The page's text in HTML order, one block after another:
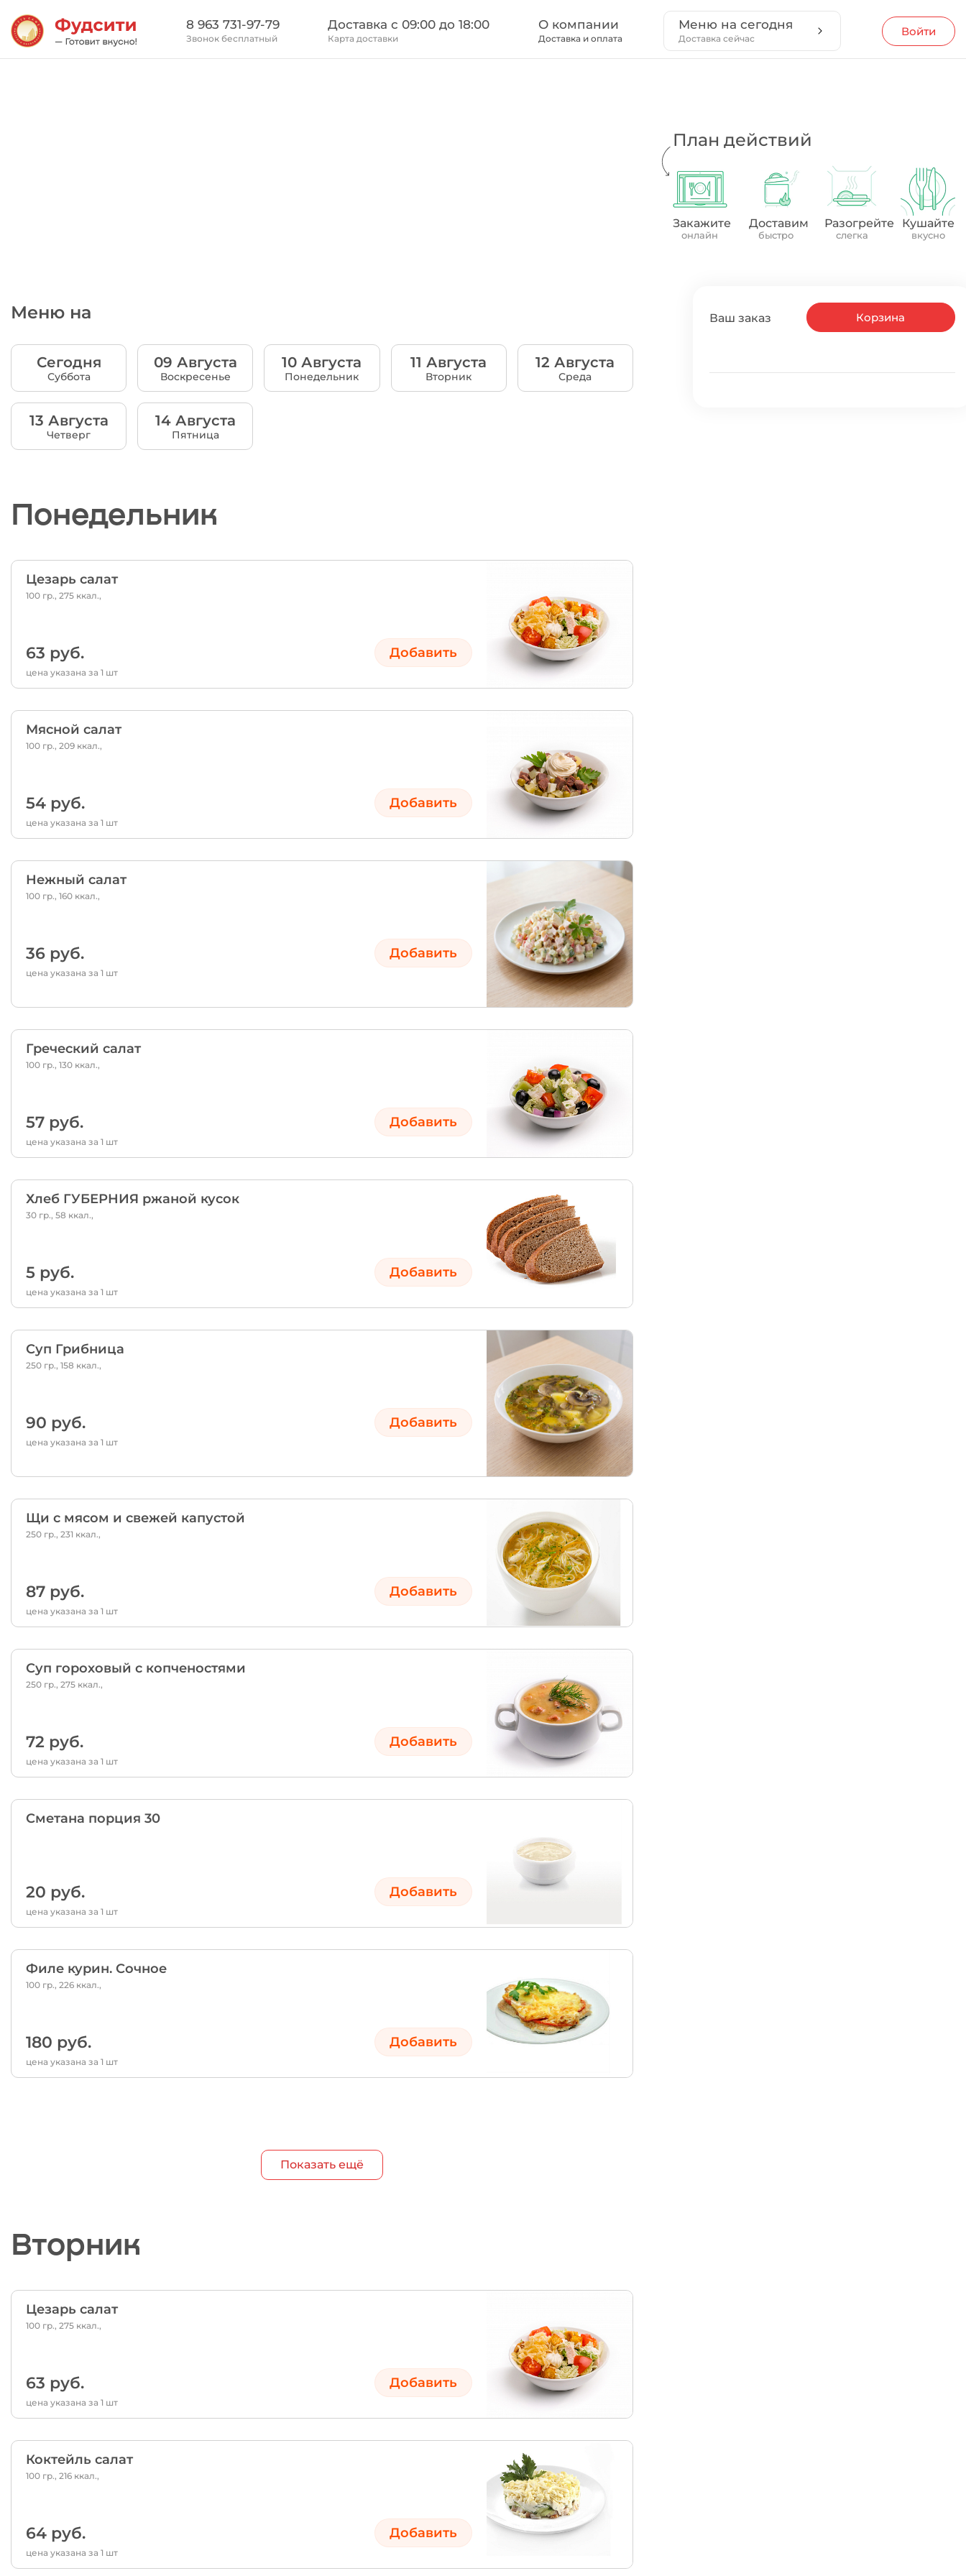
8 963 731-97-79
Звонок бесплатный
Доставка c 09:00 до 18:00
Карта доставки
О компании
Доставка и оплата
Меню на сегодня
Доставка сейчас
Войти
План действий
Закажите
онлайн
Доставим
быстро
Разогрейте
слегка
Кушайте
вкусно
Меню на
Сегодня
Суббота
09 Августа
Воскресенье
10 Августа
Понедельник
11 Августа
Вторник
12 Августа
Среда
13 Августа
Четверг
14 Августа
Пятница
Понедельник
Цезарь салат
100 гр., 275 ккал.,
63 руб. Добавить
цена указана за 1 шт
Мясной салат
100 гр., 209 ккал.,
54 руб. Добавить
цена указана за 1 шт
Нежный салат
100 гр., 160 ккал.,
36 руб. Добавить
цена указана за 1 шт
Греческий салат
100 гр., 130 ккал.,
57 руб. Добавить
цена указана за 1 шт
Хлеб ГУБЕРНИЯ ржаной кусок
30 гр., 58 ккал.,
5 руб. Добавить
цена указана за 1 шт
Суп Грибница
250 гр., 158 ккал.,
90 руб. Добавить
цена указана за 1 шт
Щи с мясом и свежей капустой
250 гр., 231 ккал.,
87 руб. Добавить
цена указана за 1 шт
Суп гороховый с копченостями
250 гр., 275 ккал.,
72 руб. Добавить
цена указана за 1 шт
Сметана порция 30
20 руб. Добавить
цена указана за 1 шт
Филе курин. Сочное
100 гр., 226 ккал.,
180 руб. Добавить
цена указана за 1 шт
Показать ещё
Вторник
Цезарь салат
100 гр., 275 ккал.,
63 руб. Добавить
цена указана за 1 шт
Коктейль салат
100 гр., 216 ккал.,
64 руб. Добавить
цена указана за 1 шт
Корзина
Ваш заказ